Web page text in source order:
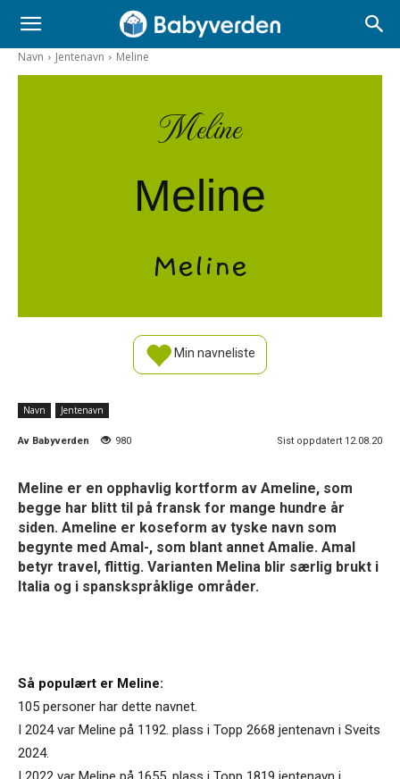
Navn Jentenavn Meline
Meline
Meline
Meline
Min navneliste
Navn Jentenavn
Av Babyverden 980 Sist oppdatert 12.08.20
Meline er en opphavlig kortform av Ameline, som
begge har blitt til på fransk for mange hundre år
siden. Ameline er koseform av tyske navn som
begynte med Amal-, som blant annet Amalie. Amal
betyr travel, flittig. Varianten Melina blir særlig brukt i
Italia og i spanskspråklige områder.
Så populært er Meline:
105 personer har dette navnet.
I 2024 var Meline på 1192. plass i Topp 2668 jentenavn i Sveits
2024.